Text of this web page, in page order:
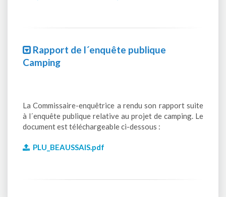
Rapport de l´enquête publique
Camping
La Commissaire-enquêtrice a rendu son rapport suite
à l´enquête publique relative au projet de camping. Le
document est téléchargeable ci-dessous :
PLU_BEAUSSAIS.pdf